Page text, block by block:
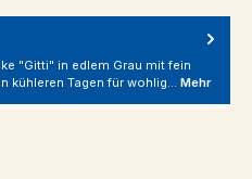
"Gitti" in edlem Grau mit fein
kühleren Tagen für wohlig… Mehr